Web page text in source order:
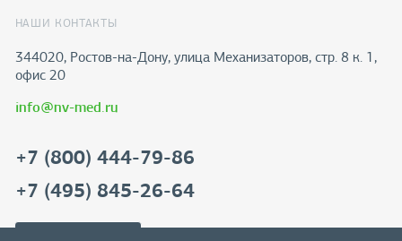
НАШИ КОНТАКТЫ
344020, Ростов-на-Дону​, улица Механизаторов, стр. 8 к. 1,
офис 20
info@nv-med.ru
+7 (800) 444-79-86
+7 (495) 845-26-64